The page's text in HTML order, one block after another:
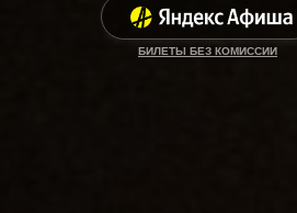
БИЛЕТЫ БЕЗ КОМИССИИ